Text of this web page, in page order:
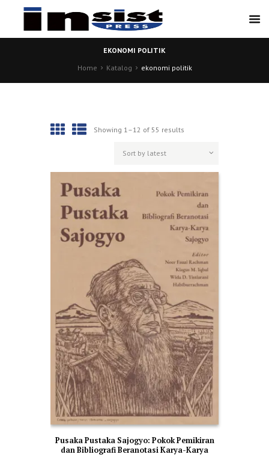
EKONOMI POLITIK
Home
Katalog ekonomi politik
Showing 1–12 of 55 results
Pusaka Pustaka Sajogyo: Pokok Pemikiran
dan Bibliografi Beranotasi Karya-Karya